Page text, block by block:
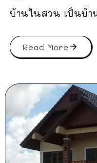
บ้านในสวน เป็นบ้
Read More